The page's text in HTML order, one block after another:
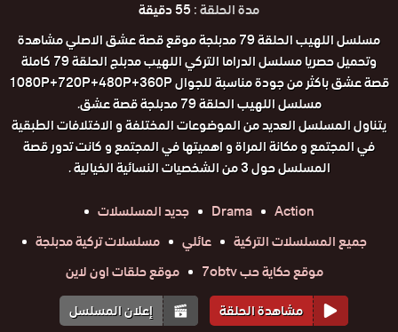
مدة الحلقة :55 دقيقة
مسلسل اللهيب الحلقة 79 مدبلجة موقع قصة عشق الاصلي مشاهدة
وتحميل حصريا مسلسل الدراما التركي اللهيب مدبلج الحلقة 79 كاملة
قصة عشق باكثر من جودة مناسبة للجوال 1080P+720P+480P+360P
مسلسل اللهيب الحلقة 79 مدبلجة قصة عشق.
يتناول المسلسل العديد من الموضوعات المختلفة و الاختلافات الطبقية
في المجتمع و مكانة المراة و اهميتها في المجتمع و كانت تدور قصة
المسلسل حول 3 من الشخصيات النسائية الخيالية .
Action
Drama
جديد المسلسلات
جميع المسلسلات التركية
عائلي
مسلسلات تركية مدبلجة
موقع حكاية حب 7obtv
موقع حلقات اون لاين
مشاهدة الحلقة
إعلان المسلسل